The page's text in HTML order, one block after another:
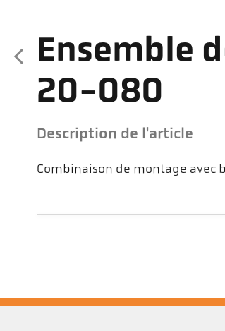
Ensemble
20-080
Description de l'article
Combinaison de montage avec